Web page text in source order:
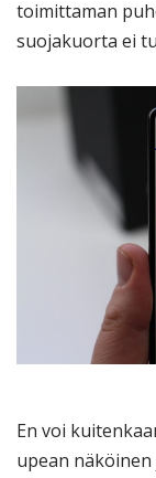
toimittaman
suojakuorta ei
En voi
upean